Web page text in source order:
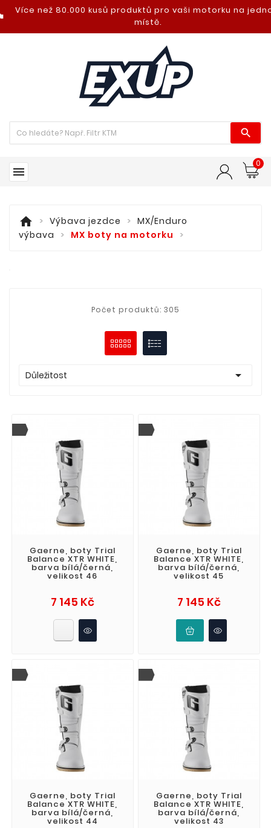
Více než 80.000 kusů produktů pro vaši motorku na
místě.


0
home Výbava jezdce
MX/Enduro
výbava
MX boty na motorku
Počet produktů: 305
Důležitost 
Gaerne, boty Trial
Balance XTR WHITE,
barva bílá/černá,
velikost 46
7 145 KčCena
Gaerne, boty Trial
Balance XTR WHITE,
barva bílá/černá,
velikost 45
7 145 KčCena
Gaerne, boty Trial
Balance XTR WHITE,
barva bílá/černá,
velikost 44
Gaerne, boty Trial
Balance XTR WHITE,
barva bílá/černá,
velikost 43